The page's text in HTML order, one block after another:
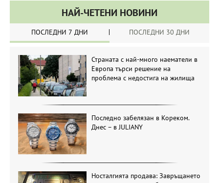
НАЙ-ЧЕТЕНИ НОВИНИ
ПОСЛЕДНИ 7 ДНИ ПОСЛЕДНИ 30 ДНИ
Страната с най-много наематели в
Европа търси решение на
проблема с недостига на жилища
Последно забелязан в Кореком.
Днес – в JULIANY
Носталгията продава: Завръщането